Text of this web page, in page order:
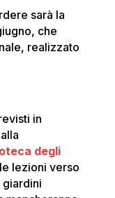
sarà la
che
realizzato
in
degli
lezioni verso
giardini